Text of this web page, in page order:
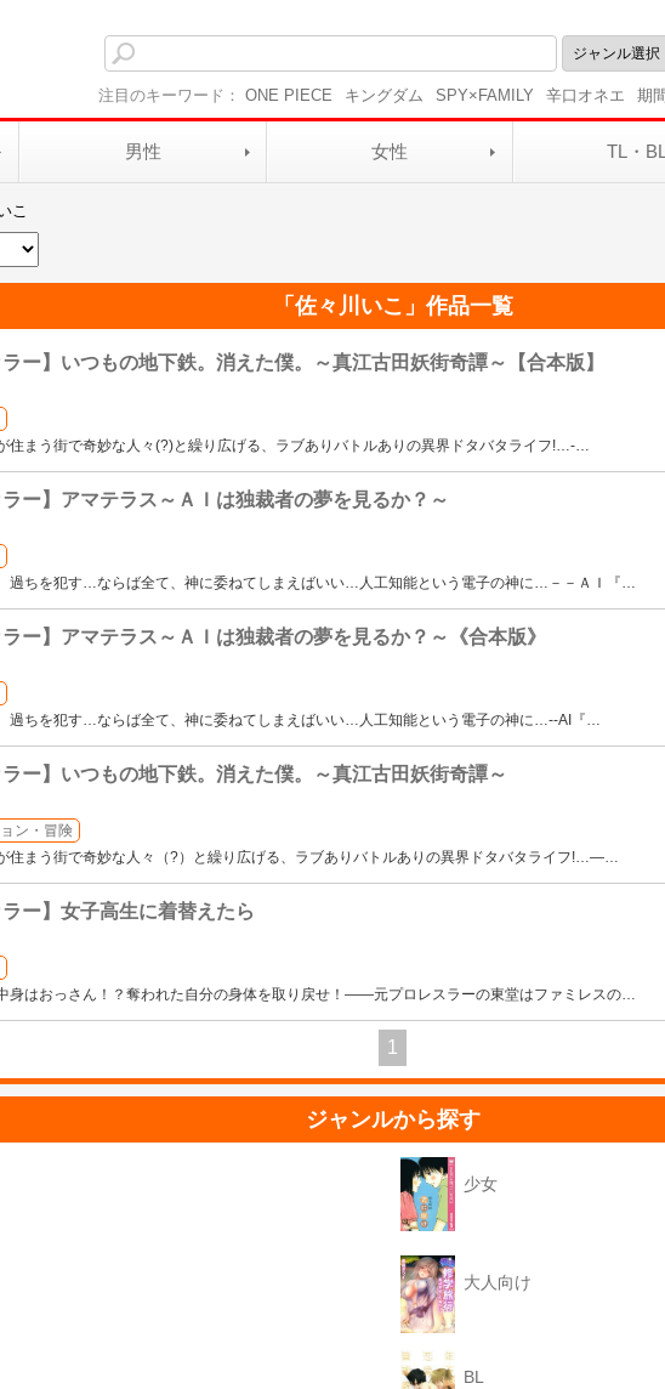
注目のキーワード： ONE PIECE キングダム SPY×FAMILY 辛口オネエ 期
男性 女性 TL・
こ
「佐々川いこ 」作品一覧
ラー】いつもの地下鉄。消えた僕。～真江古田妖街奇譚～【合本版】
住まう街で奇妙な人々(?)と繰り広げる、ラブありバトルありの異界ドタバタライフ!…-…
ラー】アマテラス～ＡＩは独裁者の夢を見るか？～
過ちを犯す…ならば全て、神に委ねてしまえばいい…人工知能という電子の神に…－－ＡＩ『…
ラー】アマテラス～ＡＩは独裁者の夢を見るか？～《合本版》
過ちを犯す…ならば全て、神に委ねてしまえばいい…人工知能という電子の神に…--AI『…
ラー】いつもの地下鉄。消えた僕。～真江古田妖街奇譚～
ン・冒険
住まう街で奇妙な人々（?）と繰り広げる、ラブありバトルありの異界ドタバタライフ!…―…
ラー】女子高生に着替えたら
身はおっさん！？奪われた自分の身体を取り戻せ！――元プロレスラーの東堂はファミレスの…
1
ジャンルから探す
少女
大人向け
BL